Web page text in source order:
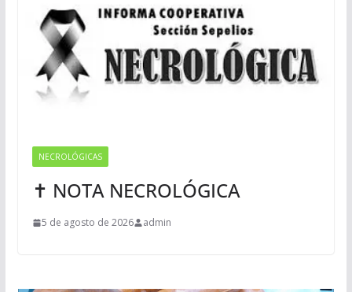
NECROLÓGICAS
✝ NOTA NECROLÓGICA
5 de agosto de 2026 admin